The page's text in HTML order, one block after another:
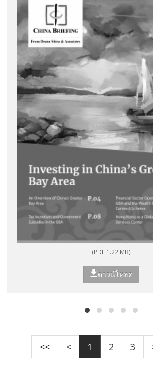
(PDF 1.22 MB)
ดาวน์โหลด
<< < 1 2 3